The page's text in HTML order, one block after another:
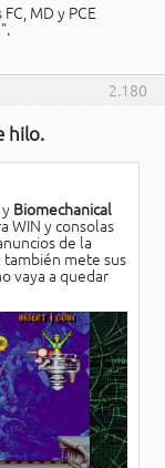
MD y PCE
2.180
hilo.
Biomechanical
WIN y consolas
de la
también mete sus
vaya a quedar